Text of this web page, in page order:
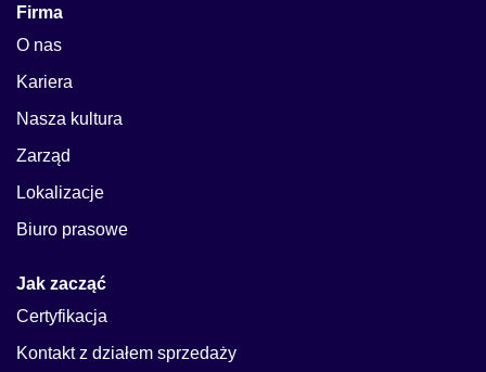
Firma
O nas
Kariera
Nasza kultura
Zarząd
Lokalizacje
Biuro prasowe
Jak zacząć
Certyfikacja
Kontakt z działem sprzedaży